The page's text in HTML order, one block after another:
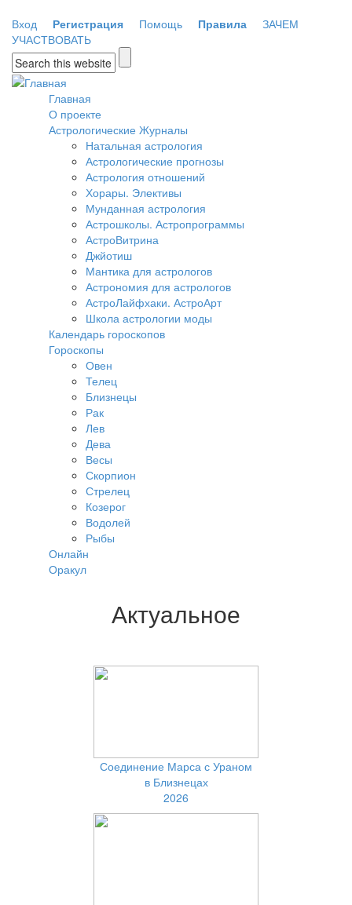
Вход
Регистрация Помощь Правила
ЗАЧЕМ
УЧАСТВОВАТЬ
Форма поиска
Главная
О проекте
Астрологические Журналы
Натальная астрология
Астрологические прогнозы
Астрология отношений
Хорары. Элективы
Мунданная астрология
Астрошколы. Астропрограммы
АстроВитрина
Джйотиш
Мантика для астрологов
Астрономия для астрологов
АстроЛайфхаки. АстроАрт
Школа астрологии моды
Календарь гороскопов
Гороскопы
Овен
Телец
Близнецы
Рак
Лев
Дева
Весы
Скорпион
Стрелец
Козерог
Водолей
Рыбы
Онлайн
Оракул
Актуальное
Соединение Марса с Ураном
в Близнецах
2026